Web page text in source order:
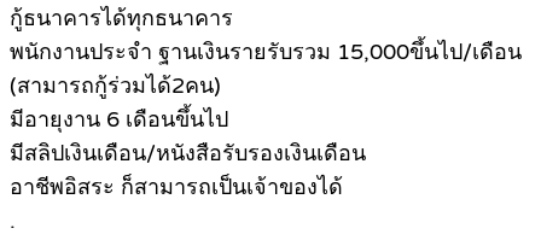
กู้ธนาคารได้ทุกธนาคาร
พนักงานประจำ ฐานเงินรายรับรวม 15,000ขึ้นไป/เดือน
(สามารถกู้ร่วมได้2คน)
มีอายุงาน 6 เดือนขึ้นไป
มีสลิปเงินเดือน/หนังสือรับรองเงินเดือน
อาชีพอิสระ ก็สามารถเป็นเจ้าของได้
.